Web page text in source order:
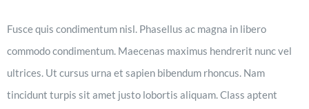
Fusce quis condimentum nisl. Phasellus ac magna in libero
commodo condimentum. Maecenas maximus hendrerit nunc vel
ultrices. Ut cursus urna et sapien bibendum rhoncus. Nam
tincidunt turpis sit amet justo lobortis aliquam. Class aptent